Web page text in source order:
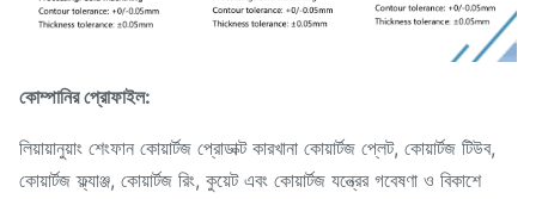
কোম্পানির প্রোফাইল:
লিয়ায়ানুয়াং শেংফান কোয়ার্টজ প্রোডাক্ট কারখানা কোয়ার্টজ প্লেট, কোয়ার্টজ টিউব,
কোয়ার্টজ ফ্ল্যাঞ্জ, কোয়ার্টজ রিং, কুয়েট এবং কোয়ার্টজ যন্ত্রের গবেষণা ও বিকাশে